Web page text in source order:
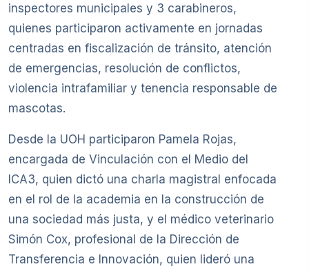
inspectores municipales y 3 carabineros,
quienes participaron activamente en jornadas
centradas en fiscalización de tránsito, atención
de emergencias, resolución de conflictos,
violencia intrafamiliar y tenencia responsable de
mascotas.
Desde la UOH participaron Pamela Rojas,
encargada de Vinculación con el Medio del
ICA3, quien dictó una charla magistral enfocada
en el rol de la academia en la construcción de
una sociedad más justa, y el médico veterinario
Simón Cox, profesional de la Dirección de
Transferencia e Innovación, quien lideró una